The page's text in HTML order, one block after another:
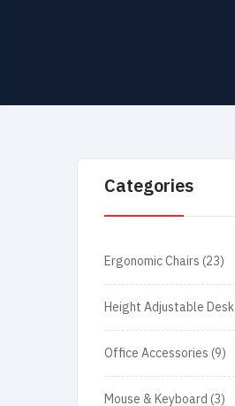
Categories
Ergonomic Chairs 23
Height Adjustable Desk
Office Accessories 9
Mouse & Keyboard 3